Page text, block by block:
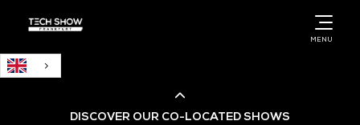
MENU
DISCOVER OUR CO-LOCATED SHOWS